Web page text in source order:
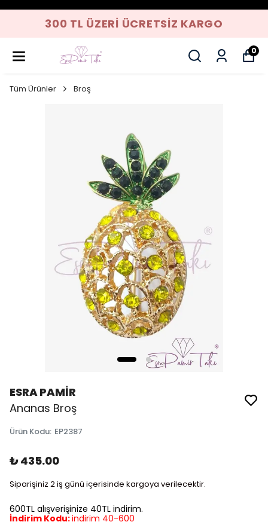
300 TL ÜZERI ÜCRETSIZ KARGO
0
Tüm Ürünler Broş
ESRA PAMİR
Ananas Broş
Ürün Kodu: EP2387
₺ 435.00
Siparişiniz 2 iş günü içerisinde kargoya verilecektir.
600TL alışverişinize 40TL indirim.
İndirim Kodu:indirim 40-600